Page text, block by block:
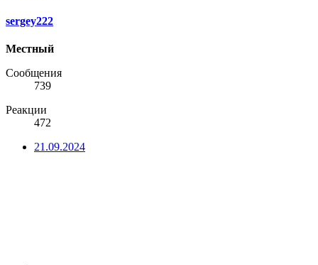
sergey222
Местный
Сообщения
739
Реакции
472
21.09.2024